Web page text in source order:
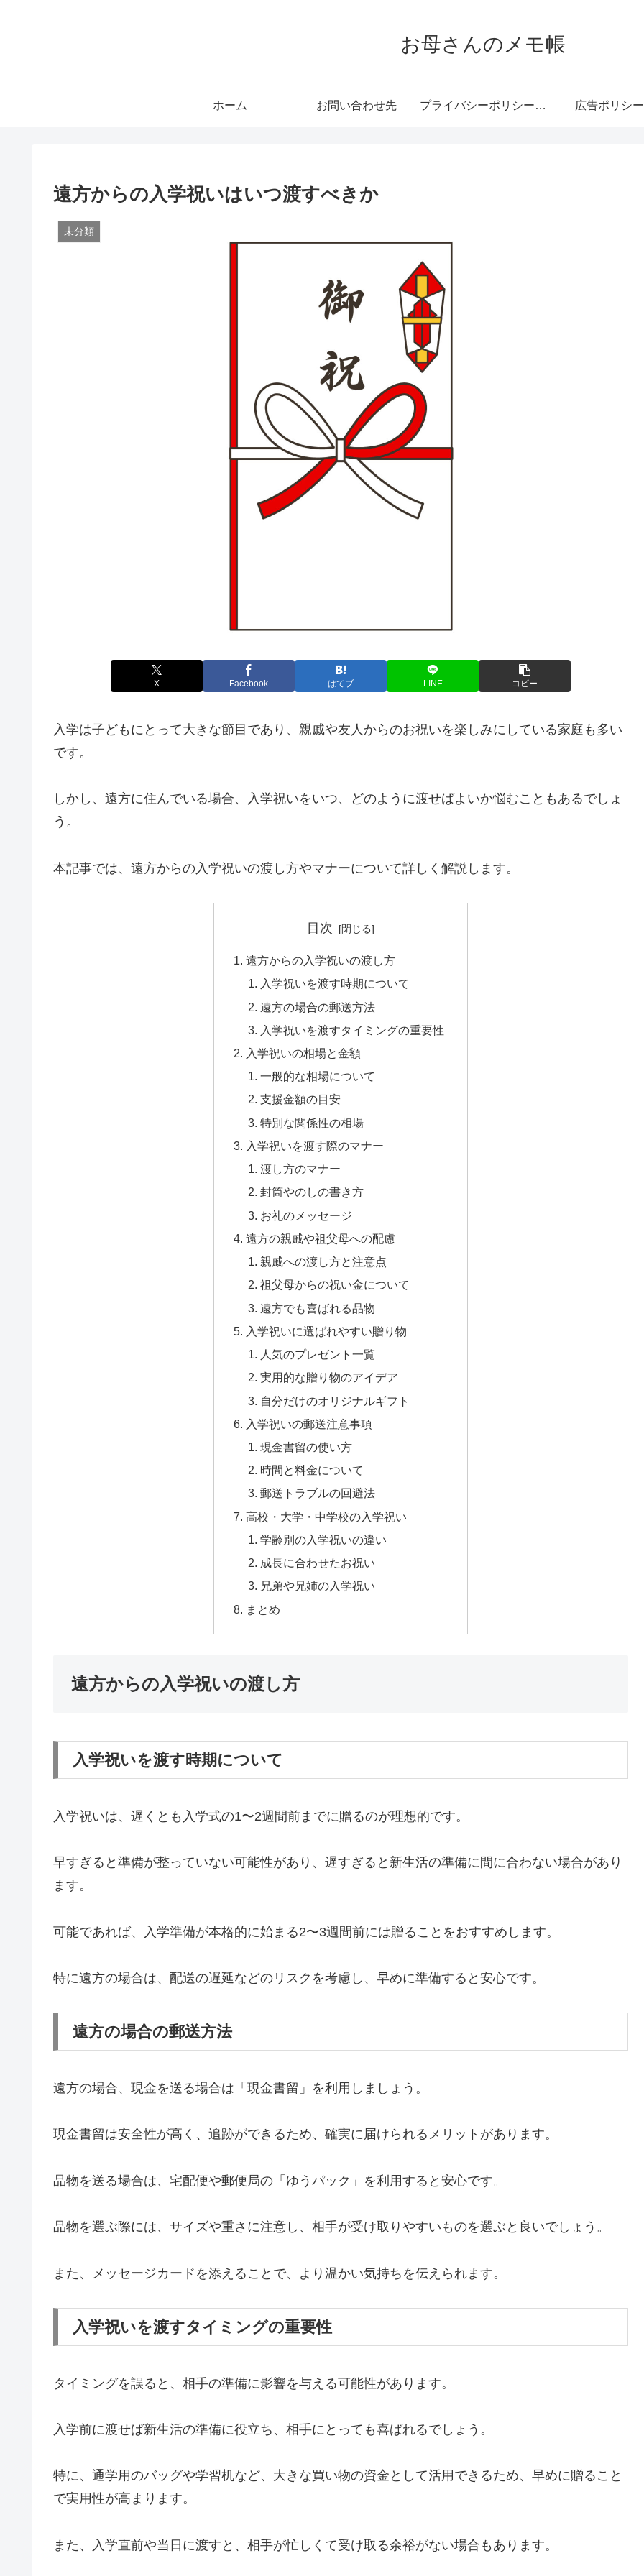
お母さんのメモ帳
ホーム お問い合わせ先 プライバシーポリシー・免責事項 広告ポリシー
遠方からの入学祝いはいつ渡すべきか
未分類
X Facebook はてブ LINE コピー
入学は子どもにとって大きな節目であり、親戚や友人からのお祝いを楽しみにしている家庭も多い
です。
しかし、遠方に住んでいる場合、入学祝いをいつ、どのように渡せばよいか悩むこともあるでしょ
う。
本記事では、遠方からの入学祝いの渡し方やマナーについて詳しく解説します。
目次
遠方からの入学祝いの渡し方
入学祝いを渡す時期について
遠方の場合の郵送方法
入学祝いを渡すタイミングの重要性
入学祝いの相場と金額
一般的な相場について
支援金額の目安
特別な関係性の相場
入学祝いを渡す際のマナー
渡し方のマナー
封筒やのしの書き方
お礼のメッセージ
遠方の親戚や祖父母への配慮
親戚への渡し方と注意点
祖父母からの祝い金について
遠方でも喜ばれる品物
入学祝いに選ばれやすい贈り物
人気のプレゼント一覧
実用的な贈り物のアイデア
自分だけのオリジナルギフト
入学祝いの郵送注意事項
現金書留の使い方
時間と料金について
郵送トラブルの回避法
高校・大学・中学校の入学祝い
学齢別の入学祝いの違い
成長に合わせたお祝い
兄弟や兄姉の入学祝い
まとめ
遠方からの入学祝いの渡し方
入学祝いを渡す時期について
入学祝いは、遅くとも入学式の1〜2週間前までに贈るのが理想的です。
早すぎると準備が整っていない可能性があり、遅すぎると新生活の準備に間に合わない場合があり
ます。
可能であれば、入学準備が本格的に始まる2〜3週間前には贈ることをおすすめします。
特に遠方の場合は、配送の遅延などのリスクを考慮し、早めに準備すると安心です。
遠方の場合の郵送方法
遠方の場合、現金を送る場合は「現金書留」を利用しましょう。
現金書留は安全性が高く、追跡ができるため、確実に届けられるメリットがあります。
品物を送る場合は、宅配便や郵便局の「ゆうパック」を利用すると安心です。
品物を選ぶ際には、サイズや重さに注意し、相手が受け取りやすいものを選ぶと良いでしょう。
また、メッセージカードを添えることで、より温かい気持ちを伝えられます。
入学祝いを渡すタイミングの重要性
タイミングを誤ると、相手の準備に影響を与える可能性があります。
入学前に渡せば新生活の準備に役立ち、相手にとっても喜ばれるでしょう。
特に、通学用のバッグや学習机など、大きな買い物の資金として活用できるため、早めに贈ること
で実用性が高まります。
また、入学直前や当日に渡すと、相手が忙しくて受け取る余裕がない場合もあります。